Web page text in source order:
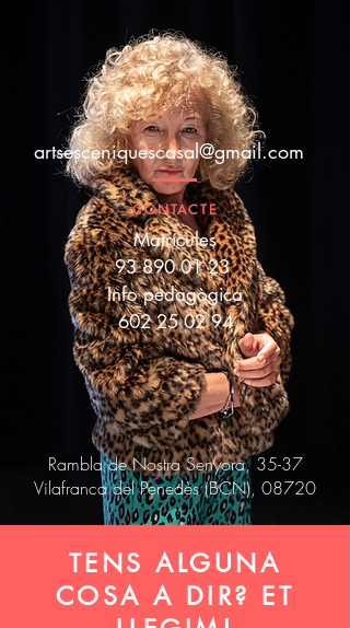
artsesceniquescasal@gmail.com
CONTACTE
Matrícules
93 890 01 23
Info pedagògica
602 25 02 94
Rambla de Nostra Senyora, 35-37
Vilafranca del Penedès (BCN), 08720
TENS ALGUNA
COSA A DIR? ET